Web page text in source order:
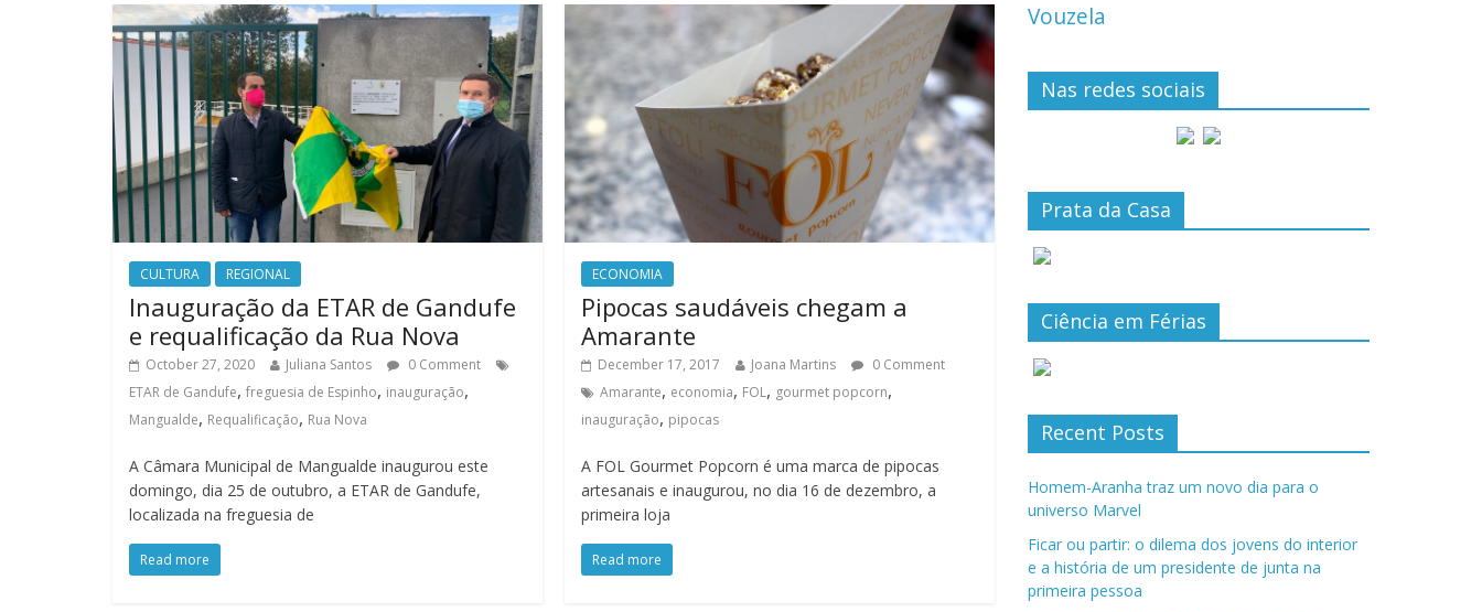
CULTURA REGIONAL
Inauguração da ETAR de Gandufe
e requalificação da Rua Nova
October 27, 2020 Juliana Santos
0 Comment
ETAR de Gandufe, freguesia de Espinho, inauguração,
Mangualde, Requalificação, Rua Nova
A Câmara Municipal de Mangualde inaugurou este
domingo, dia 25 de outubro, a ETAR de Gandufe,
localizada na freguesia de
Read more
ECONOMIA
Pipocas saudáveis chegam a
Amarante
December 17, 2017 Joana Martins
0 Comment
Amarante, economia, FOL, gourmet popcorn,
inauguração, pipocas
A FOL Gourmet Popcorn é uma marca de pipocas
artesanais e inaugurou, no dia 16 de dezembro, a
primeira loja
Read more
Vouzela
Nas redes sociais
Prata da Casa
Ciência em Férias
Recent Posts
Homem-Aranha traz um novo dia para o
universo Marvel
Ficar ou partir: o dilema dos jovens do interior
e a história de um presidente de junta na
primeira pessoa